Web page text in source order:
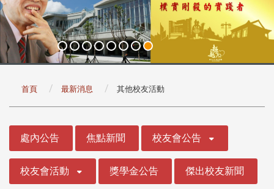
首頁 最新消息 其他校友活動
處內公告 焦點新聞 校友會公告
校友會活動 獎學金公告 傑出校友新聞